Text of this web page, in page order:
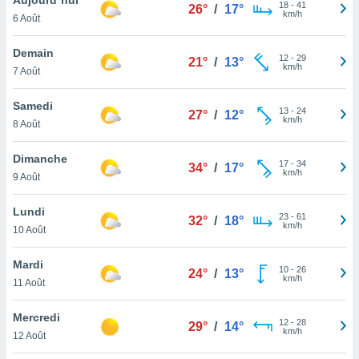
et
»,
au
vous
qu'ils
ou
le
ainsi
un
la
du
6 Août
26° / 17° 18- 41
km/h
Demain
7 Août
21° / 13° 12- 29
km/h
Samedi
8 Août
27° / 12° 13- 24
km/h
Dimanche
9 Août
34° / 17° 17- 34
km/h
Lundi
10 Août
32° / 18° 23- 61
km/h
Mardi
11 Août
24° / 13° 10- 26
km/h
Mercredi
12 Août
29° / 14° 12- 28
km/h